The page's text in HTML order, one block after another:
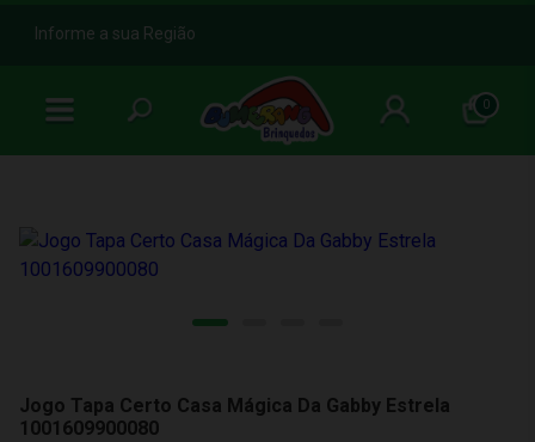
b
Informe a sua Região
0
Jogo Tapa Certo Casa Mágica Da Gabby Estrela
1001609900080